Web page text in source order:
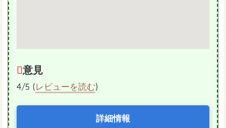
意見
4/5 (レビューを読む)
詳細情報